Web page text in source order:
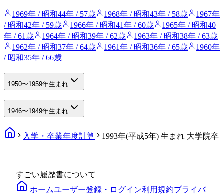
1969年 / 昭和44年 / 57歳 1968年 / 昭和43年 / 58歳
1967年
/ 昭和42年 / 59歳
1966年 / 昭和41年 / 60歳
1965年 / 昭和40
年 / 61歳
1964年 / 昭和39年 / 62歳
1963年 / 昭和38年 / 63歳
1962年 / 昭和37年 / 64歳
1961年 / 昭和36年 / 65歳
1960年
/ 昭和35年 / 66歳
1950〜1959年生まれ
1946〜1949年生まれ
入学・卒業年度計算 1993年(平成5年) 生まれ 大学院卒
すごい履歴書について
ホームユーザー登録・ログイン利用規約プライバ